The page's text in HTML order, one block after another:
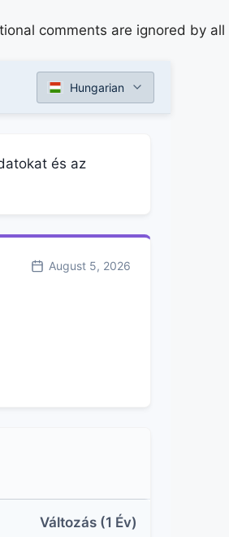
comments are ignored by all
Hungarian
és az
August 5, 2026
Változás (1 Év)